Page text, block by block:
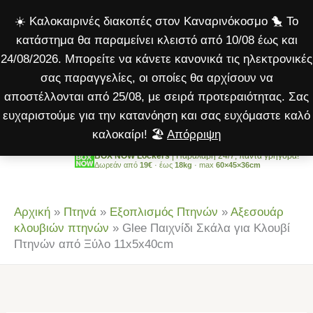
☀️ Καλοκαιρινές διακοπές στον Καναρινόκοσμο 🐤 Το
κατάστημα θα παραμείνει κλειστό από 10/08 έως και
24/08/2026. Μπορείτε να κάνετε κανονικά τις ηλεκτρονικές
σας παραγγελίες, οι οποίες θα αρχίσουν να
αποστέλλονται από 25/08, με σειρά προτεραιότητας. Σας
ευχαριστούμε για την κατανόηση και σας ευχόμαστε καλό
καλοκαίρι! 🏖️ Απόρριψη
στο
περιεχόμενο
BOX NOW Lockers| Παραλαβή 24/7, πάντα γρήγορα!
Δωρεάν από 19€ · έως 18kg · max 60×45×36cm
Αρχική » Πτηνά » Εξοπλισμός Πτηνών » Αξεσουάρ
κλουβιών πτηνών » Glee Παιχνίδι Σκάλα για Κλουβί
Πτηνών από Ξύλο 11x5x40cm
για
Κλουβί
Πτηνών
Ξύλο
11x5x40cm